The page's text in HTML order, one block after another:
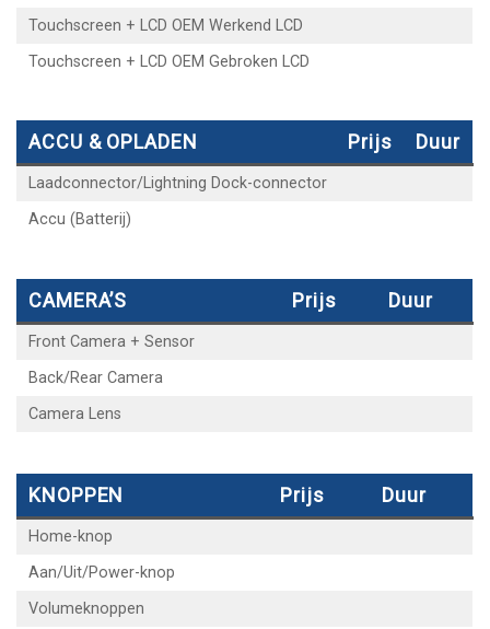
Touchscreen + LCD OEM Werkend LCD
Touchscreen + LCD OEM Gebroken LCD
ACCU & OPLADEN Prijs Duur
Laadconnector/Lightning Dock-connector
Accu (Batterij)
CAMERA’S Prijs Duur
Front Camera + Sensor
Back/Rear Camera
Camera Lens
KNOPPEN Prijs Duur
Home-knop
Aan/Uit/Power-knop
Volumeknoppen